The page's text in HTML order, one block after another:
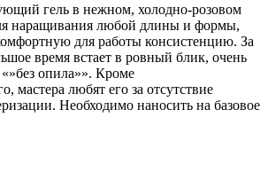
гель в нежном, холодно-розовом
наращивания любой длины и формы,
для работы консистенцию. За
время встает в ровный блик, очень
опила»». Кроме
мастера любят его за отсутствие
Необходимо наносить на базовое